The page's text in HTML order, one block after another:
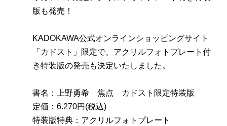
版も発売！
KADOKAWA公式オンラインショッピングサイト
「カドスト」限定で、アクリルフォトプレート付
き特装版の発売も決定いたしました。
書名：上野勇希 焦点 カドスト限定特装版
定価：6.270円(税込)
特装版特典：アクリルフォトプレート